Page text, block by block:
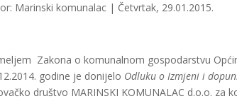
Marinski komunalac | Četvrtak, 29.01.2015.
Zakona o komunalnom gospodarstvu
godine je donijelo Odluku o Izmjeni i
društvo MARINSKI KOMUNALAC d.o.o. za